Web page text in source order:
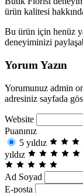
ürün kalitesi
Bu ürün için henüz
deneyiminizi
Yorum Yazın
Yorumunuz admin
adresiniz sayfada
Website
Puanınız
5 yıldız
yıldız
Ad Soyad
E-posta